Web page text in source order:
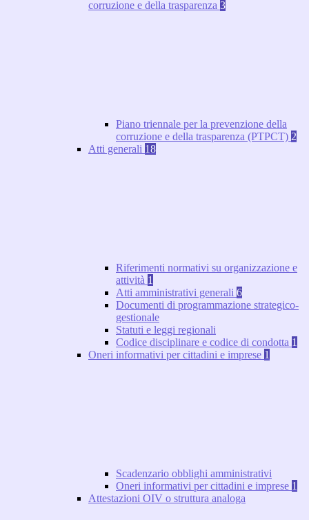
corruzione e della trasparenza 3
Piano triennale per la prevenzione della
corruzione e della trasparenza (PTPCT) 2
Atti generali 18
Riferimenti normativi su organizzazione e
attività 1
Atti amministrativi generali 6
Documenti di programmazione strategico-
gestionale
Statuti e leggi regionali
Codice disciplinare e codice di condotta 1
Oneri informativi per cittadini e imprese 1
Scadenzario obblighi amministrativi
Oneri informativi per cittadini e imprese 1
Attestazioni OIV o struttura analoga